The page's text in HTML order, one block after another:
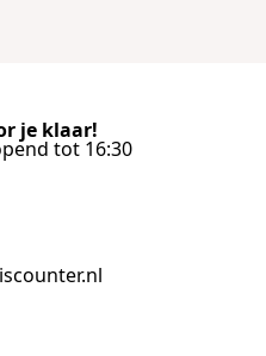
je klaar!
tot 16:30